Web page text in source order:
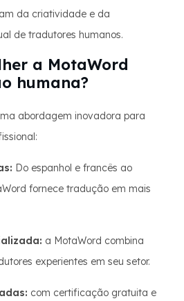
da criatividade e da
de tradutores humanos.
a MotaWord
humana?
abordagem inovadora para
Do espanhol e francês ao
fornece tradução em mais
a MotaWord combina
experientes em seu setor.
com certificação gratuita e